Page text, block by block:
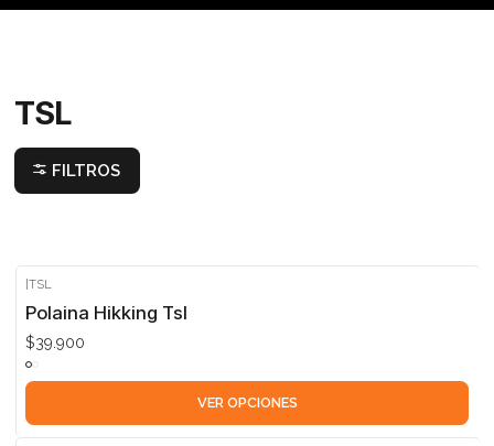
TSL
FILTROS
|TSL
Polaina Hikking Tsl
$39.900
VER OPCIONES